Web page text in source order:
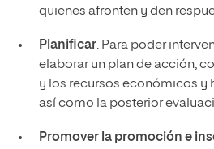
quienes afronten y den
Planificar. Para poder
elaborar un plan de acción,
y los recursos económicos y
así como la posterior
Promover la promoción e